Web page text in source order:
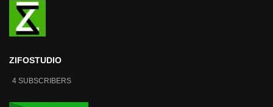
ZIFOSTUDIO
4 SUBSCRIBERS